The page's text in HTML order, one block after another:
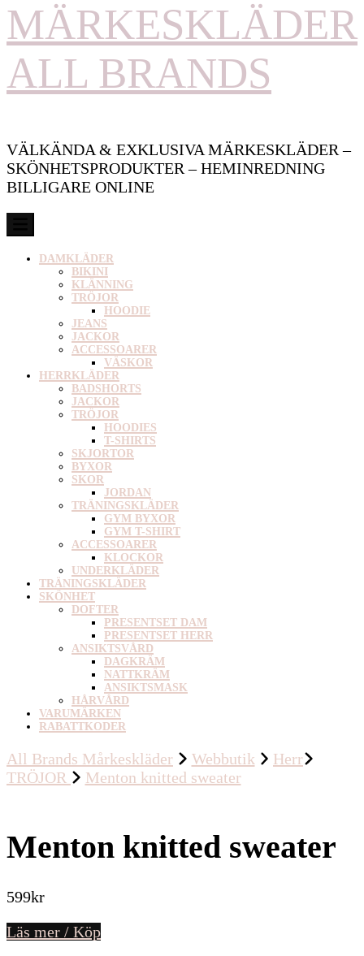
MÄRKESKLÄDER
ALL BRANDS
VÄLKÄNDA & EXKLUSIVA MÄRKESKLÄDER –
SKÖNHETSPRODUKTER – HEMINREDNING
BILLIGARE ONLINE
DAMKLÄDER
BIKINI
KLÄNNING
TRÖJOR
HOODIE
JEANS
JACKOR
ACCESSOARER
VÄSKOR
HERRKLÄDER
BADSHORTS
JACKOR
TRÖJOR
HOODIES
T-SHIRTS
SKJORTOR
BYXOR
SKOR
JORDAN
TRÄNINGSKLÄDER
GYM BYXOR
GYM T-SHIRT
ACCESSOARER
KLOCKOR
UNDERKLÄDER
TRÄNINGSKLÄDER
SKÖNHET
DOFTER
PRESENTSET DAM
PRESENTSET HERR
ANSIKTSVÅRD
DAGKRÄM
NATTKRÄM
ANSIKTSMASK
HÅRVÅRD
VARUMÄRKEN
RABATTKODER
All Brands Mårkeskläder Webbutik
Herr
TRÖJOR
Menton knitted sweater
Menton knitted sweater
599kr
Läs mer / Köp